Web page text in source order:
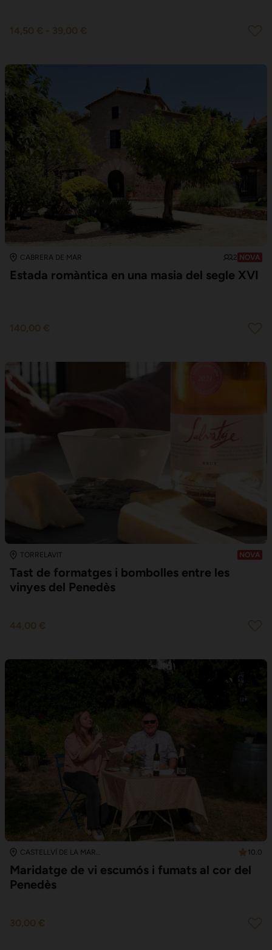
CABRERA DE MAR 2 NOVA
Estada romàntica en una masia del segle XVI
TORRELAVIT NOVA
Tast de formatges i bombolles entre les
vinyes del Penedès
CASTELLVÍ DE LA MARCA 10.0
Maridatge de vi escumós i fumats al cor del
Penedès